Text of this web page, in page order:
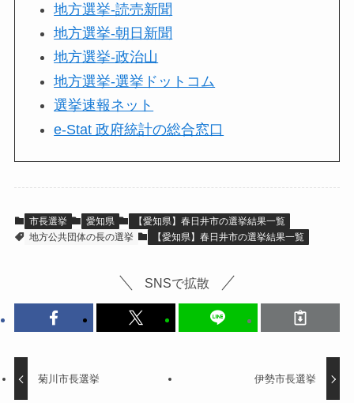
地方選挙-読売新聞
地方選挙-朝日新聞
地方選挙-政治山
地方選挙-選挙ドットコム
選挙速報ネット
e-Stat 政府統計の総合窓口
市長選挙 愛知県
【愛知県】春日井市の選挙結果一覧
地方公共団体の長の選挙
【愛知県】春日井市の選挙結果一覧
SNSで拡散
菊川市長選挙 伊勢市長選挙